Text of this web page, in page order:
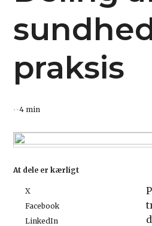
praksis
4 min
At dele er kærligt
X
Facebook
LinkedIn